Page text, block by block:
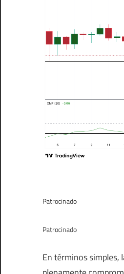
Patrocinado
Patrocinado
En términos simples,